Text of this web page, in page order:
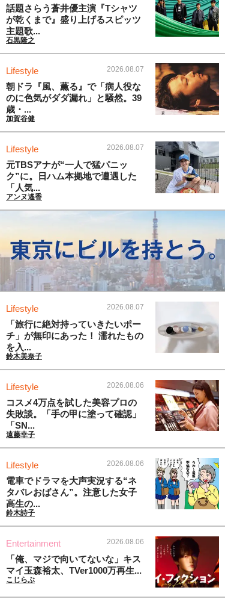
話題さらう蒼井優主演『Tシャツ
が乾くまで』盛り上げるスピッツ
主題歌...
石黒隆之
Lifestyle 2026.08.07
朝ドラ『風、薫る』で「病人役な
のに色気がダダ漏れ」と騒然。39
歳・...
加賀谷健
Lifestyle 2026.08.07
元TBSアナが“一人で猛パニッ
ク”に。日ハム本拠地で遭遇した
「人気...
アンヌ遙香
Lifestyle 2026.08.07
「旅行に絶対持っていきたいポー
チ」が無印にあった！ 濡れたもの
を入...
鈴木美奈子
Lifestyle 2026.08.06
コスメ4万点を試した美容プロの
失敗談。「手の甲に塗って確認」
「SN...
遠藤幸子
Lifestyle 2026.08.06
電車でドラマを大声実況する“ネ
タバレおばさん”。注意した女子
高生の...
鈴木詩子
Entertainment 2026.08.06
「俺、マジで向いてないな」キス
マイ玉森裕太、TVer1000万再生...
こじらぶ